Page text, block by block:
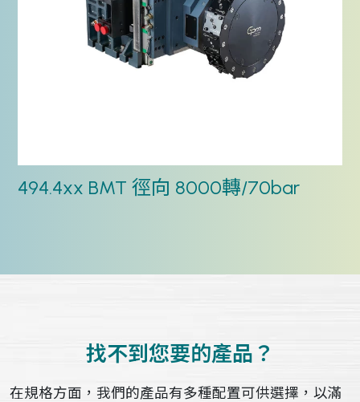
494.4xx BMT 徑向 8000轉/70bar
找不到您要的產品？
在規格方面，我們的產品有多種配置可供選擇，以滿